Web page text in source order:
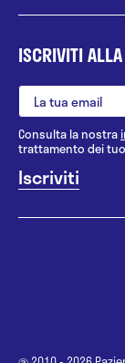
ISCRIVITI
Consulta la nostra
trattamento dei